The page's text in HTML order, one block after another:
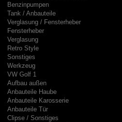
Benzinpumpen
Tank / Anbauteile
Verglasung / Fensterheber
Fensterheber
Verglasung
Retro Style
Sonstiges
Werkzeug
VW Golf 1
Aufbau außen
Anbauteile Haube
Anbauteile Karosserie
Anbauteile Tür
Clipse / Sonstiges